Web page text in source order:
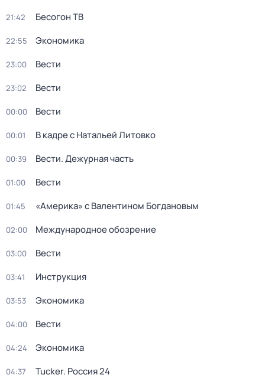
21:42 Бесогон ТВ
22:55 Экономика
23:00 Вести
23:02 Вести
00:00 Вести
00:01 В кадре с Натальей Литовко
00:39 Вести. Дежурная часть
01:00 Вести
01:45 «Америка» с Валентином Богдановым
02:00 Международное обозрение
03:00 Вести
03:41 Инструкция
03:53 Экономика
04:00 Вести
04:24 Экономика
04:37 Tucker. Россия 24